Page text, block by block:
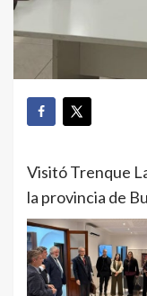
Visitó Trenque
la provincia de